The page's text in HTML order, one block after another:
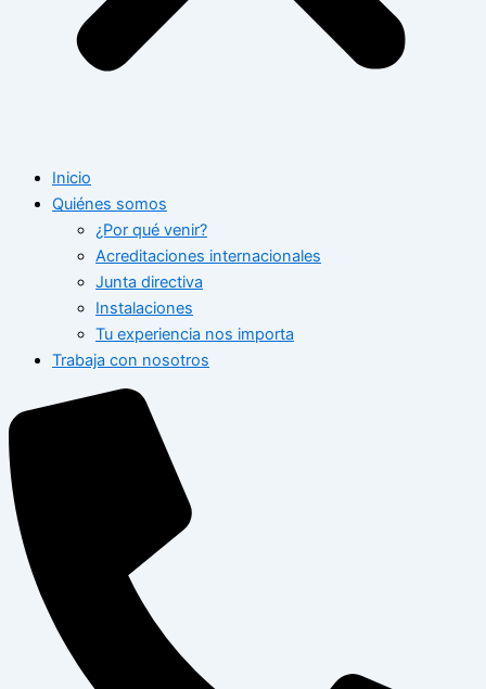
Inicio
Quiénes somos
¿Por qué venir?
Acreditaciones internacionales
Junta directiva
Instalaciones
Tu experiencia nos importa
Trabaja con nosotros